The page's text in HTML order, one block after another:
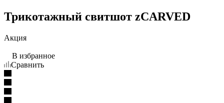
Трикотажный свитшот zCARVED
Акция
В избранное
Сравнить